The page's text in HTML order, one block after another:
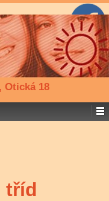
Otická 18
tříd